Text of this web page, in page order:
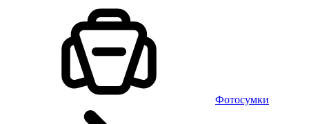
Фотосумки